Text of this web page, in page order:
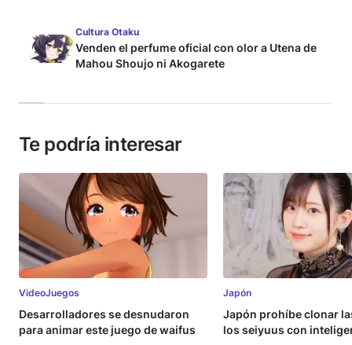
Cultura Otaku
Venden el perfume oficial con olor a Utena de
Mahou Shoujo ni Akogarete
Te podría interesar
VideoJuegos
Desarrolladores se desnudaron
para animar este juego de waifus
Japón
Japón prohíbe clonar
los seiyuus con